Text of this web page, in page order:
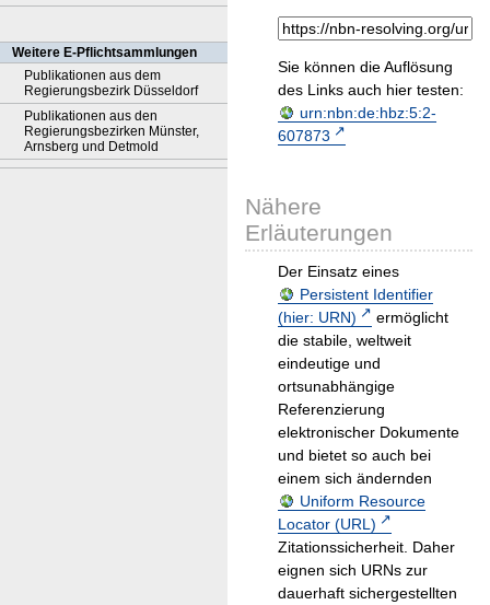
Weitere E-Pflichtsammlungen
Publikationen aus dem
Regierungsbezirk Düsseldorf
Publikationen aus den
Regierungsbezirken Münster,
Arnsberg und Detmold
Sie können die Auflösung
des Links auch hier testen:
urn:nbn:de:hbz:5:2-
607873
Nähere
Erläuterungen
Der Einsatz eines
Persistent Identifier
(hier: URN)
ermöglicht
die stabile, weltweit
eindeutige und
ortsunabhängige
Referenzierung
elektronischer Dokumente
und bietet so auch bei
einem sich ändernden
Uniform Resource
Locator (URL)
Zitationssicherheit. Daher
eignen sich URNs zur
dauerhaft sichergestellten